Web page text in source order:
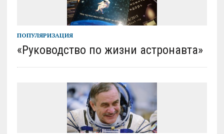
ПОПУЛЯРИЗАЦИЯ
«Руководство по жизни астронавта»